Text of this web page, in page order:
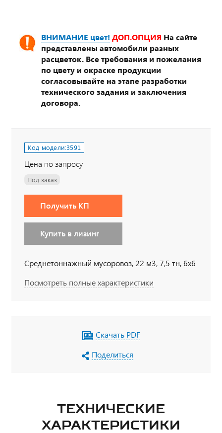
ВНИМАНИЕ цвет! ДОП.ОПЦИЯ На сайте
представлены автомобили разных
расцветок. Все требования и пожелания
по цвету и окраске продукции
согласовывайте на этапе разработки
технического задания и заключения
договора.
Код модели:3591
Цена по запросу
Под заказ
Получить КП
Купить в лизинг
Среднетоннажный мусоровоз, 22 м3, 7,5 тн, 6х6
Посмотреть полные характеристики
Скачать PDF
Поделиться
ТЕХНИЧЕСКИЕ
ХАРАКТЕРИСТИКИ